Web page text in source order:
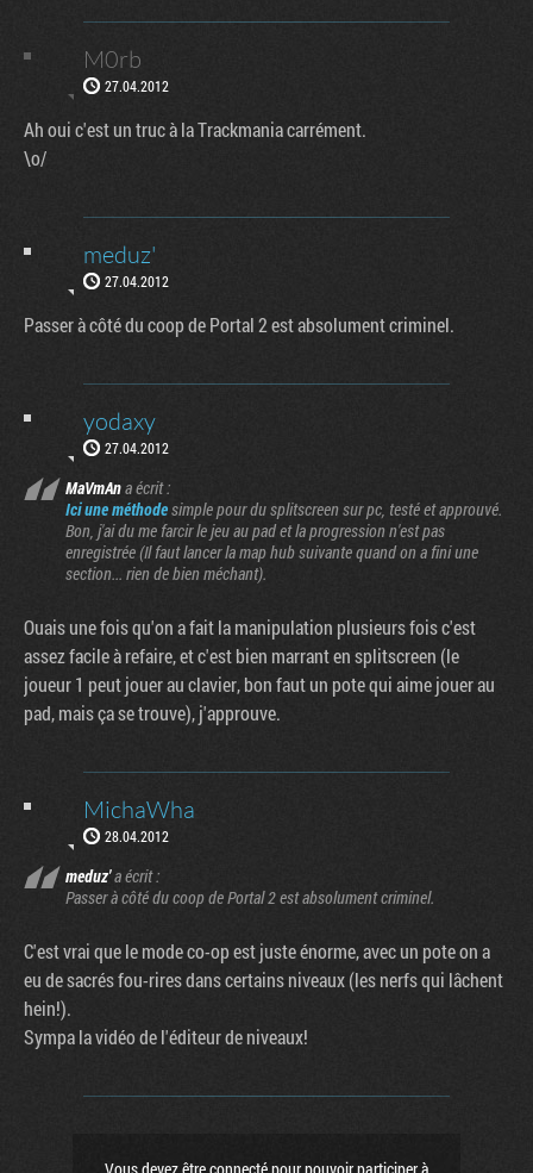
M0rb
27.04.2012
Ah oui c'est un truc à la Trackmania carrément.
\o/
meduz'
27.04.2012
Passer à côté du coop de Portal 2 est absolument criminel.
yodaxy
27.04.2012
MaVmAna écrit :
Ici une méthodesimple pour du splitscreen sur pc, testé et approuvé.
Bon, j'ai du me farcir le jeu au pad et la progression n'est pas
enregistrée (Il faut lancer la map hub suivante quand on a fini une
section... rien de bien méchant).
Ouais une fois qu'on a fait la manipulation plusieurs fois c'est
assez facile à refaire, et c'est bien marrant en splitscreen (le
joueur 1 peut jouer au clavier, bon faut un pote qui aime jouer au
pad, mais ça se trouve), j'approuve.
MichaWha
28.04.2012
meduz'a écrit :
Passer à côté du coop de Portal 2 est absolument criminel.
C'est vrai que le mode co-op est juste énorme, avec un pote on a
eu de sacrés fou-rires dans certains niveaux (les nerfs qui lâchent
hein!).
Sympa la vidéo de l'éditeur de niveaux!